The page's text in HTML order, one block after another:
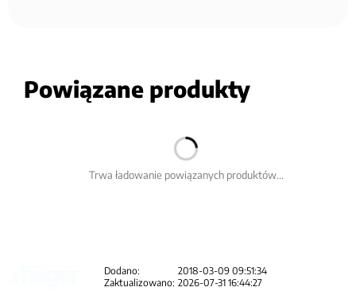
Powiązane produkty
Trwa ładowanie powiązanych produktów...
Dodano:
2018-03-09 09:51:34
Zaktualizowano: 2026-07-31 16:44:27